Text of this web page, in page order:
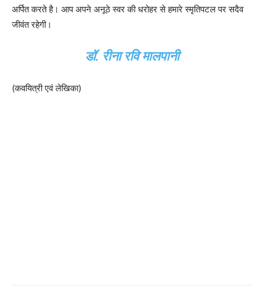
अर्पित करते है। आप अपने अनूठे स्वर की धरोहर से हमारे स्मृतिपटल पर सदैव
जीवंत रहेगी।
डॉ. रीना रवि मालपानी
(कवयित्री एवं लेखिका)